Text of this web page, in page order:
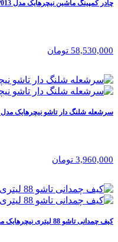
چادر کمپینگ ماشین نیچرهایک مدل CNH22ZP013
58,530,000 تومان
سرشعله شلنگ دار تاشو نیچرهایک مدل NH21RJ009
3,960,000 تومان
کیف چمدانی تاشو 88 لیتری نیچرهایک مدل NH21LX003